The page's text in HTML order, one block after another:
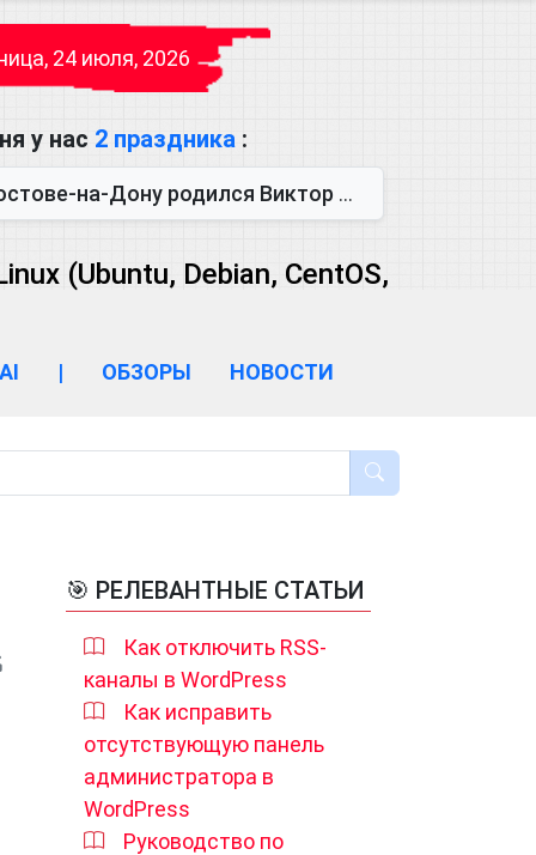
24 июля, 2026
у нас 2 праздника :
Виктор Михайлович Глушков. Под руководством Виктора Михайло...
(Ubuntu, Debian, CentOS,
AI | ОБЗОРЫ НОВОСТИ
🎯 РЕЛЕВАНТНЫЕ СТАТЬИ
Как отключить RSS-
каналы в WordPress
Как исправить
отсутствующую панель
администратора в
WordPress
Руководство по